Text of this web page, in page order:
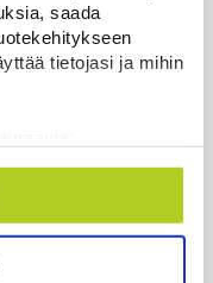
saada
tietojasi ja mihin
sijainnistasi,